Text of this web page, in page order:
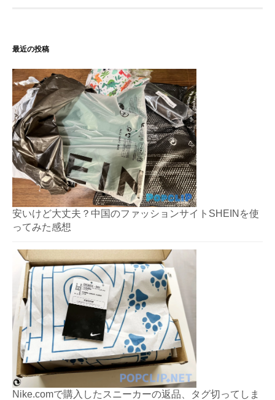
最近の投稿
安いけど大丈夫？中国のファッションサイトSHEINを使
ってみた感想
Nike.comで購入したスニーカーの返品、タグ切ってしま